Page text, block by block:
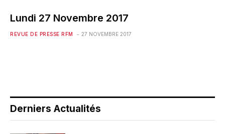
Lundi 27 Novembre 2017
REVUE DE PRESSE RFM 27 NOVEMBRE 2017
Derniers Actualités